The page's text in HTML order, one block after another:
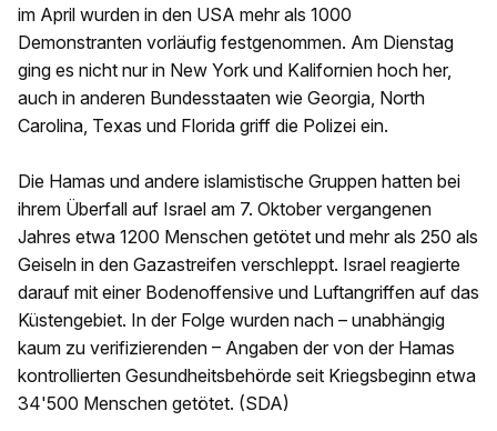
im April wurden in den USA mehr als 1000
Demonstranten vorläufig festgenommen. Am Dienstag
ging es nicht nur in New York und Kalifornien hoch her,
auch in anderen Bundesstaaten wie Georgia, North
Carolina, Texas und Florida griff die Polizei ein.
Die Hamas und andere islamistische Gruppen hatten bei
ihrem Überfall auf Israel am 7. Oktober vergangenen
Jahres etwa 1200 Menschen getötet und mehr als 250 als
Geiseln in den Gazastreifen verschleppt. Israel reagierte
darauf mit einer Bodenoffensive und Luftangriffen auf das
Küstengebiet. In der Folge wurden nach – unabhängig
kaum zu verifizierenden – Angaben der von der Hamas
kontrollierten Gesundheitsbehörde seit Kriegsbeginn etwa
34'500 Menschen getötet. (SDA)